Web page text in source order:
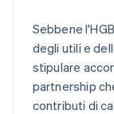
Sebbene
degli utili e
stipulare
partnership
contributi di